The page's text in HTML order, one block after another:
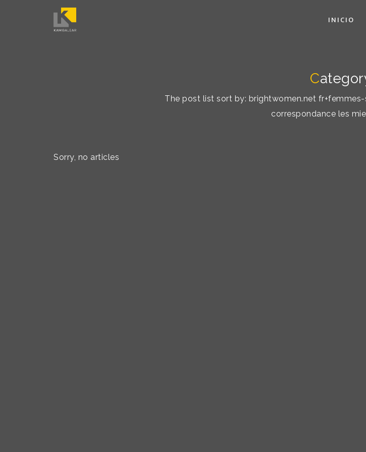
INICIO
C
The post list sort by: brightwomen.net
correspondance les
Sorry, no articles